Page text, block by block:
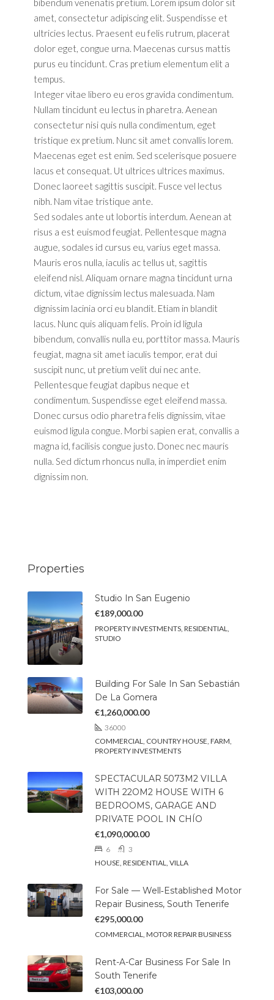
bibendum venenatis pretium. Lorem ipsum dolor sit
amet, consectetur adipiscing elit. Suspendisse et
ultricies lectus. Praesent eu felis rutrum, placerat
dolor eget, congue urna. Maecenas cursus mattis
purus eu tincidunt. Cras pretium elementum elit a
tempus.
Integer vitae libero eu eros gravida condimentum.
Nullam tincidunt eu lectus in pharetra. Aenean
consectetur nisi quis nulla condimentum, eget
tristique ex pretium. Nunc sit amet convallis lorem.
Maecenas eget est enim. Sed scelerisque posuere
lacus et consequat. Ut ultrices ultrices maximus.
Donec laoreet sagittis suscipit. Fusce vel lectus
nibh. Nam vitae tristique ante.
Sed sodales ante ut lobortis interdum. Aenean at
risus a est euismod feugiat. Pellentesque magna
augue, sodales id cursus eu, varius eget massa.
Mauris eros nulla, iaculis ac tellus ut, sagittis
eleifend nisl. Aliquam ornare magna tincidunt urna
dictum, vitae dignissim lectus malesuada. Nam
dignissim lacinia orci eu blandit. Etiam in blandit
lacus. Nunc quis aliquam felis. Proin id ligula
bibendum, convallis nulla eu, porttitor massa. Mauris
feugiat, magna sit amet iaculis tempor, erat dui
suscipit nunc, ut pretium velit dui nec ante.
Pellentesque feugiat dapibus neque et
condimentum. Suspendisse eget eleifend massa.
Donec cursus odio pharetra felis dignissim, vitae
euismod ligula congue. Morbi sapien erat, convallis a
magna id, facilisis congue justo. Donec nec mauris
nulla. Sed dictum rhoncus nulla, in imperdiet enim
dignissim non.
Properties
Studio In San Eugenio
€189,000.00
PROPERTY INVESTMENTS, RESIDENTIAL,
STUDIO
Building For Sale In San Sebastián
De La Gomera
€1,260,000.00
36000
COMMERCIAL, COUNTRY HOUSE, FARM,
PROPERTY INVESTMENTS
SPECTACULAR 5073M2 VILLA
WITH 22OM2 HOUSE WITH 6
BEDROOMS, GARAGE AND
PRIVATE POOL IN CHÍO
€1,090,000.00
6
3
HOUSE, RESIDENTIAL, VILLA
For Sale — Well‑Established Motor
Repair Business, South Tenerife
€295,000.00
COMMERCIAL, MOTOR REPAIR BUSINESS
Rent-A-Car Business For Sale In
South Tenerife
€103,000.00